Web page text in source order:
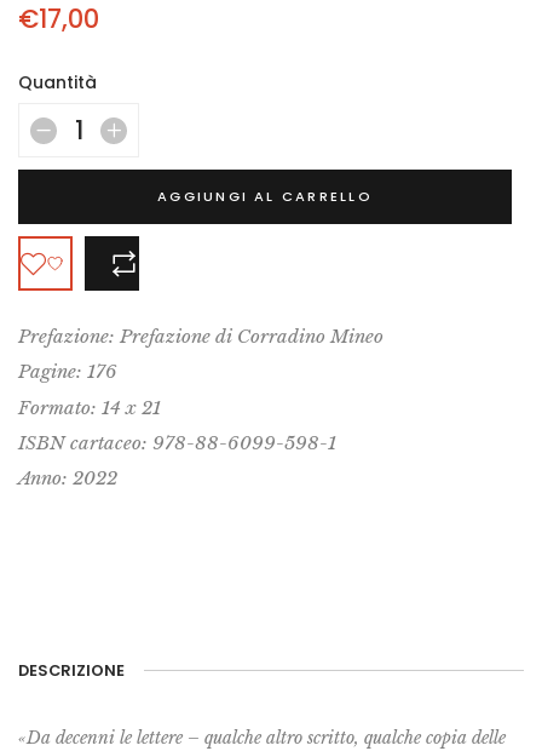
€17,00
Quantità
AGGIUNGI AL CARRELLO
Prefazione: Prefazione di Corradino Mineo
Pagine: 176
Formato: 14 x 21
ISBN cartaceo: 978-88-6099-598-1
Anno: 2022
DESCRIZIONE
«Da decenni le lettere – qualche altro scritto, qualche copia delle